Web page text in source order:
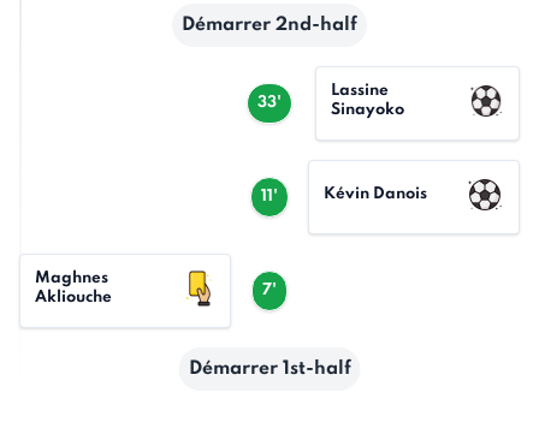
Démarrer 2nd-half
33'
Lassine
Sinayoko
11' Kévin Danois
7'
Maghnes
Akliouche
Démarrer 1st-half